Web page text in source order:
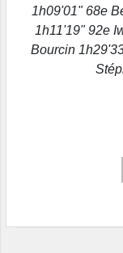
1h09'01" 68e
1h11'19" 92e
Bourcin